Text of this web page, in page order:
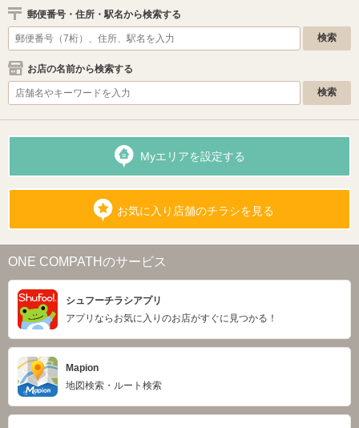
郵便番号・住所・駅名から検索する
お店の名前から検索する
Myエリアを設定する
お気に入り店舗のチラシを見る
ONE COMPATHのサービス
シュフーチラシアプリ
アプリならお気に入りのお店がすぐに見つかる！
Mapion
地図検索・ルート検索